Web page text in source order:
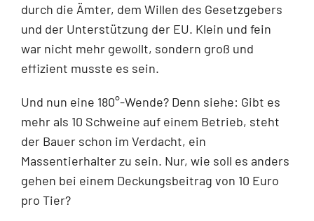
durch die Ämter, dem Willen des Gesetzgebers
und der Unterstützung der EU. Klein und fein
war nicht mehr gewollt, sondern groß und
effizient musste es sein.
Und nun eine 180°-Wende? Denn siehe: Gibt es
mehr als 10 Schweine auf einem Betrieb, steht
der Bauer schon im Verdacht, ein
Massentierhalter zu sein. Nur, wie soll es anders
gehen bei einem Deckungsbeitrag von 10 Euro
pro Tier?